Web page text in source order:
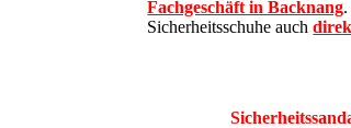
Fachgeschäft in Backnang
Sicherheitsschuhe auch